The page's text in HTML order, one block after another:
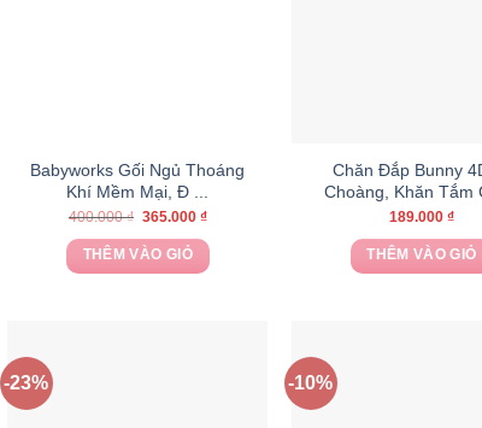
Babyworks Gối Ngủ Thoáng
Khí Mềm Mại, Đ ...
400.000₫ Giá
là:
400.000 ₫.
365.000 ₫Giá
tại
365.000 ₫.
THÊM VÀO GIỎ
Chăn Đắp Bunny
Choàng, Khăn Tắm
189.000 ₫
THÊM VÀO GIỎ
-23% -10%